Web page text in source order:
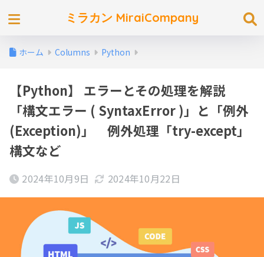
ミラカン MiraiCompany
ホーム Columns Python
【Python】 エラーとその処理を解説
「構文エラー ( SyntaxError )」と「例外
(Exception)」 例外処理「try-except」
構文など
2024年10月9日 2024年10月22日